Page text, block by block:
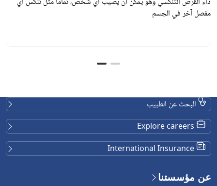
مفصل آخر في الجسم
البحث عن الطبيب
عن مؤسستنا